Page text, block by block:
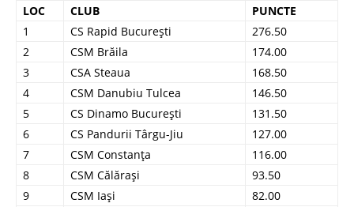
LOC CLUB
PUNCTE
1
CS Rapid București
276.50
2
CSM Brăila
174.00
3
CSA Steaua
168.50
4
CSM Danubiu Tulcea
146.50
5
CS Dinamo București
131.50
6
CS Pandurii Târgu-Jiu
127.00
7
CSM Constanța
116.00
8
CSM Călărași
93.50
9
CSM Iași
82.00